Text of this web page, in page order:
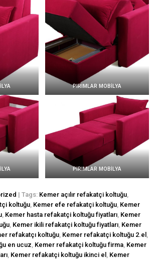
PIRIMLAR MOBİLYA
PIRIMLAR MOBİLYA
| Tags: Kemer açılır refakatçi koltuğu
koltuğu Kemer efe refakatçi koltuğu Kemer
Kemer hasta refakatçi koltuğu fiyatları Kemer
Kemer ikili refakatçi koltuğu fiyatları Kemer
refakatçı koltuğu Kemer refakatçi koltuğu 2.el
en ucuz Kemer refakatçi koltuğu firma Kemer
Kemer refakatçi koltuğu ikinci el Kemer